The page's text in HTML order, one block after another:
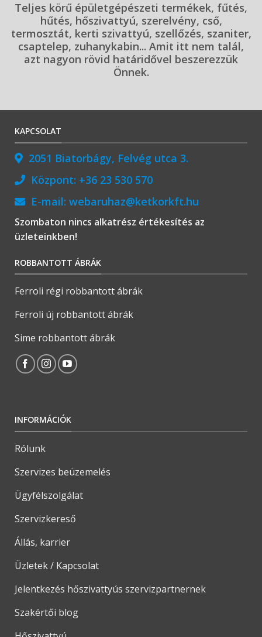
Teljes körű épületgépészeti termékek, fűtés,
hűtés, hőszivattyú, szerelvény, cső,
termosztát, kerti szivattyú, szellőzés, szaniter,
csaptelep, zuhanykabin... Amit itt nem talál,
azt nagyon rövid határidővel beszerezzük
Önnek.
KAPCSOLAT
2051 Biatorbágy, Felvég utca 3.
Központ: +36 23 530 570
E-mail: webaruhaz@ketkorkft.hu
Szombaton nincs alkatrész értékesítés az
üzleteinkben!
ROBBANTOTT ÁBRÁK
Ferroli régi robbantott ábrák
Ferroli új robbantott ábrák
Sime robbantott ábrák
INFORMÁCIÓK
Rólunk
Szervizes beüzemelés
Ügyfélszolgálat
Szervizkereső
Állás, karrier
Üzletek / Kapcsolat
Jelentkezés hőszivattyús szervizpartnernek
Szakértői blog